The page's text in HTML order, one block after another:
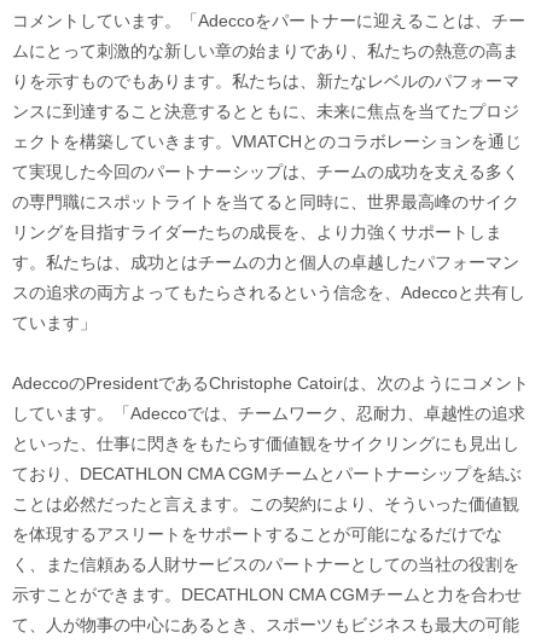
コメントしています。「Adeccoをパートナーに迎えることは、チー
ムにとって刺激的な新しい章の始まりであり、私たちの熱意の高ま
りを示すものでもあります。私たちは、新たなレベルのパフォーマ
ンスに到達すること決意するとともに、未来に焦点を当てたプロジ
ェクトを構築していきます。VMATCHとのコラボレーションを通じ
て実現した今回のパートナーシップは、チームの成功を支える多く
の専門職にスポットライトを当てると同時に、世界最高峰のサイク
リングを目指すライダーたちの成長を、より力強くサポートしま
す。私たちは、成功とはチームの力と個人の卓越したパフォーマン
スの追求の両方よってもたらされるという信念を、Adeccoと共有し
ています」
AdeccoのPresidentであるChristophe Catoirは、次のようにコメント
しています。「Adeccoでは、チームワーク、忍耐力、卓越性の追求
といった、仕事に閃きをもたらす価値観をサイクリングにも見出し
ており、DECATHLON CMA CGMチームとパートナーシップを結ぶ
ことは必然だったと言えます。この契約により、そういった価値観
を体現するアスリートをサポートすることが可能になるだけでな
く、また信頼ある人財サービスのパートナーとしての当社の役割を
示すことができます。DECATHLON CMA CGMチームと力を合わせ
て、人が物事の中心にあるとき、スポーツもビジネスも最大の可能